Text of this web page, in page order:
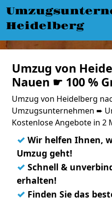
Heidelberg
Umzug von
Nauen ☛ 100 %
Umzug von Heidelberg
Umzugsunternehmen ➨
Kostenlose Angebote in 2
✓ Wir helfen Ihnen,
Umzug geht!
✓ Schnell &
erhalten!
✓ Finden Sie das